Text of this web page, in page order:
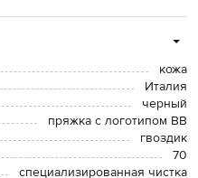
кожа
Италия
черный
пряжка с логотипом BB
гвоздик
70
специализированная чистка